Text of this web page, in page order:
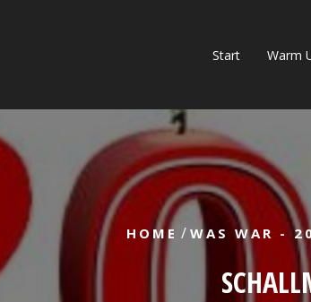
Start Warm
HOME / WAS WAR -